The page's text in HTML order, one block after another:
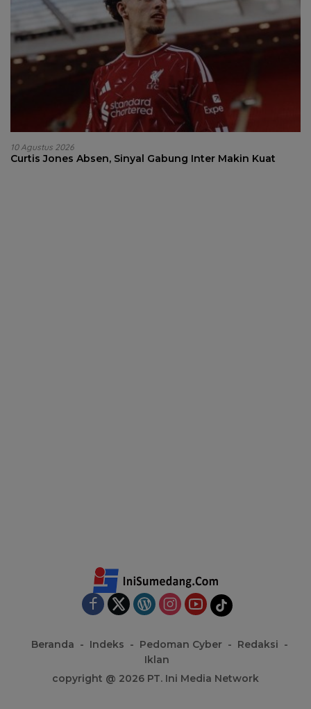
10 Agustus 2026
Curtis Jones Absen, Sinyal Gabung Inter Makin Kuat
Beranda Indeks Pedoman Cyber
Redaksi
Iklan
copyright @ 2026 PT. Ini Media Network